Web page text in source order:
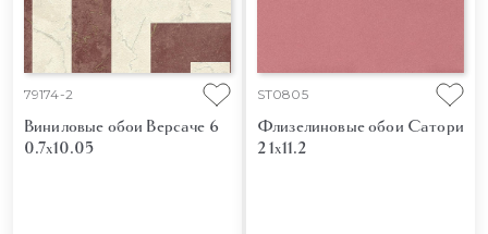
79174-2
Виниловые обои Версаче 6
0.7x10.05
ST0805
Флизелиновые обои Сатори
2 1x11.2